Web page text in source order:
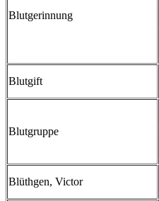
Blutgerinnung
Blutgift
Blutgruppe
Blüthgen, Victor